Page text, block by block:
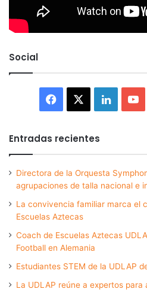
Social
Facebook LinkedIn
Entradas recientes
Directora de la Orquesta
agrupaciones de talla nacional e
La convivencia familiar marca el
Escuelas Aztecas
Coach de Escuelas Aztecas
Football en Alemania
Estudiantes STEM de la UDLAP
La UDLAP reúne a expertos para